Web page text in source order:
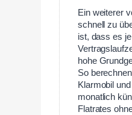
Ein weiterer
schnell zu
ist, dass es
hohe
So
Klarmobil
monatlich
Flatrates